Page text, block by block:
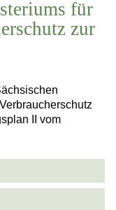
für
zur
II vom